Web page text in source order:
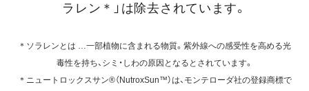
ラレン＊」は除去されています。
＊ソラレンとは …一部植物に含まれる物質。紫外線への感受性を高める光
毒性を持ち、シミ・しわの原因となるとされています。
＊ニュートロックスサン®️（NutroxSun™）は、モンテローダ社の登録商標で